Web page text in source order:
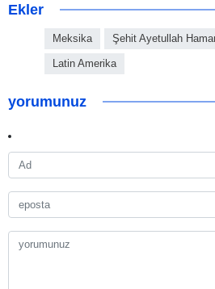
Ekler
Meksika Şehit Ayetullah
Latin Amerika
yorumunuz